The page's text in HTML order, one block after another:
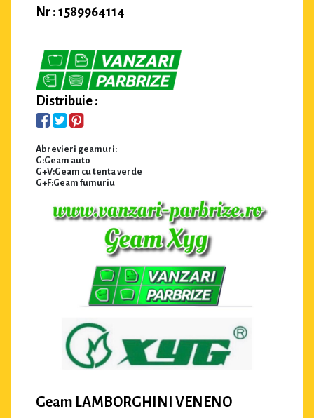
Nr : 1589964114
Distribuie :
Abrevieri geamuri:
G:Geam auto
G+V:Geam cu tenta verde
G+F:Geam fumuriu
Geam LAMBORGHINI VENENO